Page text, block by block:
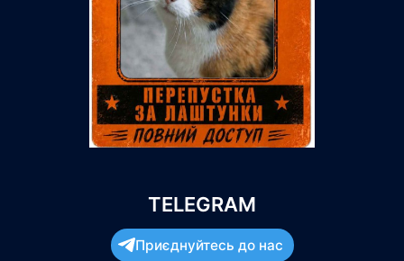
TELEGRAM
Приєднуйтесь до нас